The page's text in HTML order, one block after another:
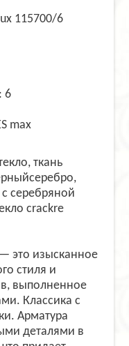
115700/6
6
max
ткань
серебряной
crackre
это изысканное
стиля и
выполненное
Классика с
Арматура
деталями в